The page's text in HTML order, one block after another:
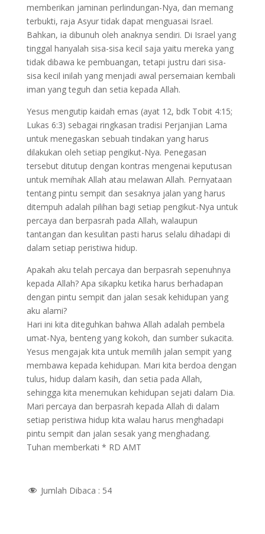
memberikan jaminan perlindungan-Nya, dan memang
terbukti, raja Asyur tidak dapat menguasai Israel.
Bahkan, ia dibunuh oleh anaknya sendiri. Di Israel yang
tinggal hanyalah sisa-sisa kecil saja yaitu mereka yang
tidak dibawa ke pembuangan, tetapi justru dari sisa-
sisa kecil inilah yang menjadi awal persemaian kembali
iman yang teguh dan setia kepada Allah.
Yesus mengutip kaidah emas (ayat 12, bdk Tobit 4:15;
Lukas 6:3) sebagai ringkasan tradisi Perjanjian Lama
untuk menegaskan sebuah tindakan yang harus
dilakukan oleh setiap pengikut-Nya. Penegasan
tersebut ditutup dengan kontras mengenai keputusan
untuk memihak Allah atau melawan Allah. Pernyataan
tentang pintu sempit dan sesaknya jalan yang harus
ditempuh adalah pilihan bagi setiap pengikut-Nya untuk
percaya dan berpasrah pada Allah, walaupun
tantangan dan kesulitan pasti harus selalu dihadapi di
dalam setiap peristiwa hidup.
Apakah aku telah percaya dan berpasrah sepenuhnya
kepada Allah? Apa sikapku ketika harus berhadapan
dengan pintu sempit dan jalan sesak kehidupan yang
aku alami?
Hari ini kita diteguhkan bahwa Allah adalah pembela
umat-Nya, benteng yang kokoh, dan sumber sukacita.
Yesus mengajak kita untuk memilih jalan sempit yang
membawa kepada kehidupan. Mari kita berdoa dengan
tulus, hidup dalam kasih, dan setia pada Allah,
sehingga kita menemukan kehidupan sejati dalam Dia.
Mari percaya dan berpasrah kepada Allah di dalam
setiap peristiwa hidup kita walau harus menghadapi
pintu sempit dan jalan sesak yang menghadang.
Tuhan memberkati * RD AMT
Jumlah Dibaca : 54